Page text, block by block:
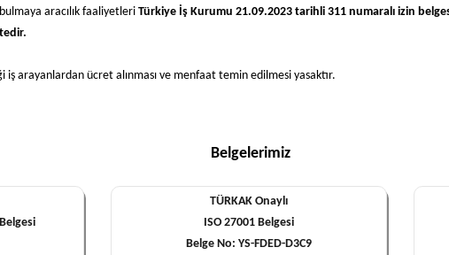
aracılık faaliyetleri Türkiye İş Kurumu 21.09.2023 tarihli 311 numaralı izin
iş arayanlardan ücret alınması ve menfaat temin edilmesi yasaktır.
Belgelerimiz
TÜRKAK Onaylı
ISO 27001 Belgesi
Belge No: YS-FDED-D3C9